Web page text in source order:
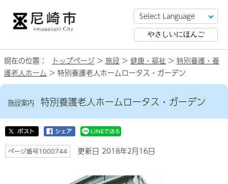
やさしいにほんご
現在の位置： トップページ > 施設 > 健康・福祉 > 特別養護・養
護老人ホーム > 特別養護老人ホームロータス・ガーデン
施設案内 特別養護老人ホームロータス・ガーデン
ページ番号1000744 更新日 2018年2月16日